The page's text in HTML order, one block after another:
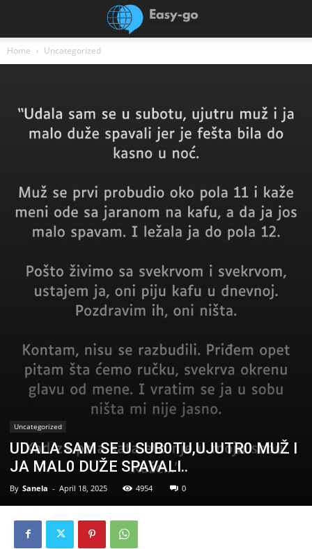
Home Uncategorized
Uncategorized
UDALA SAM SE U SUB0TU,UJUTR0 MUŽ I
JA MAL0 DUŽE SPAVALI..
By Sanela - April 18, 2025 4954 0